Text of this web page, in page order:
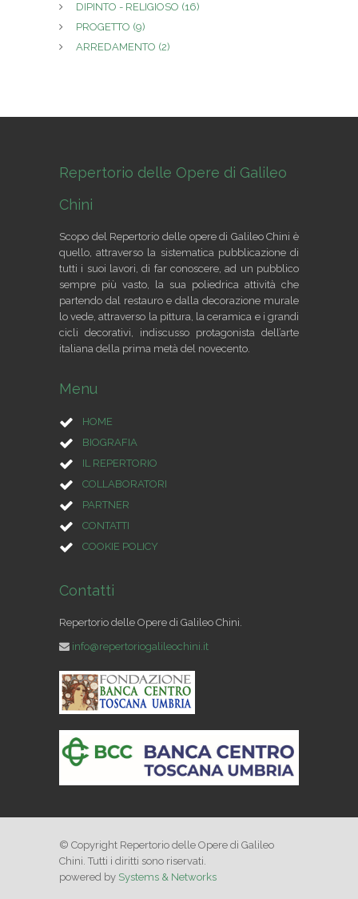
DIPINTO - RELIGIOSO (16)
PROGETTO (9)
ARREDAMENTO (2)
Repertorio delle Opere di Galileo
Chini
Scopo del Repertorio delle opere di Galileo Chini è
quello, attraverso la sistematica pubblicazione di
tutti i suoi lavori, di far conoscere, ad un pubblico
sempre più vasto, la sua poliedrica attività che
partendo dal restauro e dalla decorazione murale
lo vede, attraverso la pittura, la ceramica e i grandi
cicli decorativi, indiscusso protagonista dell’arte
italiana della prima metà del novecento.
Menu
HOME
BIOGRAFIA
IL REPERTORIO
COLLABORATORI
PARTNER
CONTATTI
COOKIE POLICY
Contatti
Repertorio delle Opere di Galileo Chini.
info@repertoriogalileochini.it
© Copyright Repertorio delle Opere di Galileo
Chini. Tutti i diritti sono riservati.
powered by Systems & Networks